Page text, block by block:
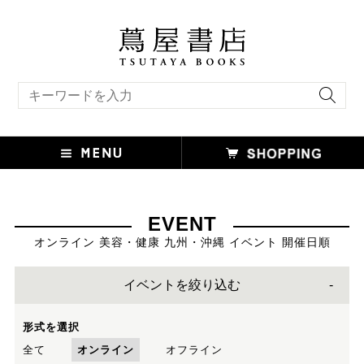
EVENT
オンライン 美容・健康 九州・沖縄 イベント 開催日順
イベントを絞り込む
形式を選択
全て
オンライン オフライン